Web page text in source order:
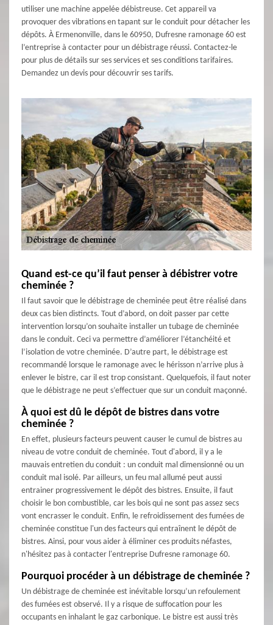
utiliser une machine appelée débistreuse. Cet appareil va
provoquer des vibrations en tapant sur le conduit pour détacher les
dépôts. À Ermenonville, dans le 60950, Dufresne ramonage 60 est
l’entreprise à contacter pour un débistrage réussi. Contactez-le
pour plus de détails sur ses services et ses conditions tarifaires.
Demandez un devis pour découvrir ses tarifs.
Quand est-ce qu’il faut penser à débistrer votre
cheminée ?
Il faut savoir que le débistrage de cheminée peut être réalisé dans
deux cas bien distincts. Tout d’abord, on doit passer par cette
intervention lorsqu’on souhaite installer un tubage de cheminée
dans le conduit. Ceci va permettre d’améliorer l’étanchéité et
l’isolation de votre cheminée. D’autre part, le débistrage est
recommandé lorsque le ramonage avec le hérisson n’arrive plus à
enlever le bistre, car il est trop consistant. Quelquefois, il faut noter
que le débistrage ne peut s’effectuer que sur un conduit maçonné.
À quoi est dû le dépôt de bistres dans votre
cheminée ?
En effet, plusieurs facteurs peuvent causer le cumul de bistres au
niveau de votre conduit de cheminée. Tout d'abord, il y a le
mauvais entretien du conduit : un conduit mal dimensionné ou un
conduit mal isolé. Par ailleurs, un feu mal allumé peut aussi
entrainer progressivement le dépôt des bistres. Ensuite, il faut
choisir le bon combustible, car les bois qui ne sont pas assez secs
vont encrasser le conduit. Enfin, le refroidissement des fumées de
cheminée constitue l'un des facteurs qui entraînent le dépôt de
bistres. Ainsi, pour vous aider à éliminer ces produits néfastes,
n'hésitez pas à contacter l'entreprise Dufresne ramonage 60.
Pourquoi procéder à un débistrage de cheminée ?
Un débistrage de cheminée est inévitable lorsqu’un refoulement
des fumées est observé. Il y a risque de suffocation pour les
occupants en inhalant le gaz carbonique. Le bistre est aussi très